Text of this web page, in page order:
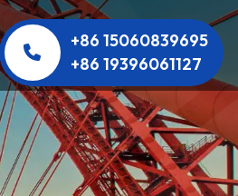
+86 15060839695
+86 19396061127